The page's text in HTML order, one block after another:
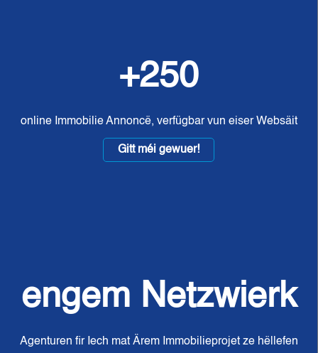
+250
online Immobilie Annoncë, verfügbar vun eiser Websäit
Gitt méi gewuer!
engem Netzwierk
Agenturen fir Iech mat Ärem Immobilieprojet ze hëllefen